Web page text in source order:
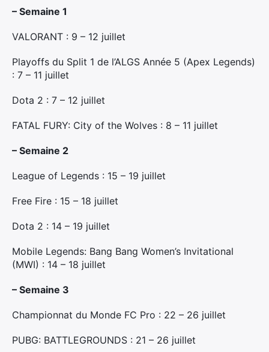
– Semaine 1
VALORANT : 9 – 12 juillet
Playoffs du Split 1 de l’ALGS Année 5 (Apex Legends)
: 7 – 11 juillet
Dota 2 : 7 – 12 juillet
FATAL FURY: City of the Wolves : 8 – 11 juillet
– Semaine 2
League of Legends : 15 – 19 juillet
Free Fire : 15 – 18 juillet
Dota 2 : 14 – 19 juillet
Mobile Legends: Bang Bang Women’s Invitational
(MWI) : 14 – 18 juillet
– Semaine 3
Championnat du Monde FC Pro : 22 – 26 juillet
PUBG: BATTLEGROUNDS : 21 – 26 juillet
: